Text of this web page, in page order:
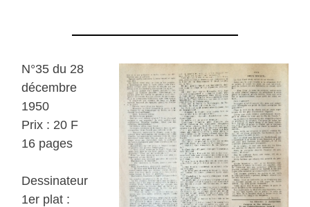
N°35 du 28
décembre
1950
Prix : 20 F
16 pages
Dessinateur
1er plat :